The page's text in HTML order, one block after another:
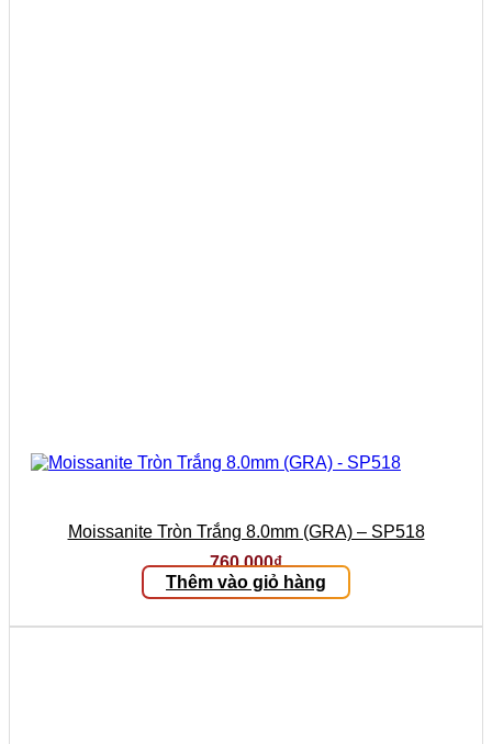
Moissanite Tròn Trắng 8.0mm (GRA) – SP518
760.000₫
Thêm vào giỏ hàng